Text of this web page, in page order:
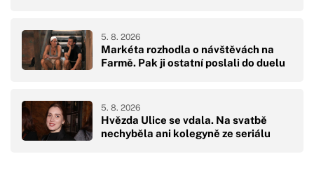
Markéta rozhodla o návštěvách na
Farmě. Pak ji ostatní poslali do duelu
5. 8. 2026
Hvězda Ulice se vdala. Na svatbě
nechyběla ani kolegyně ze seriálu
5. 8. 2026